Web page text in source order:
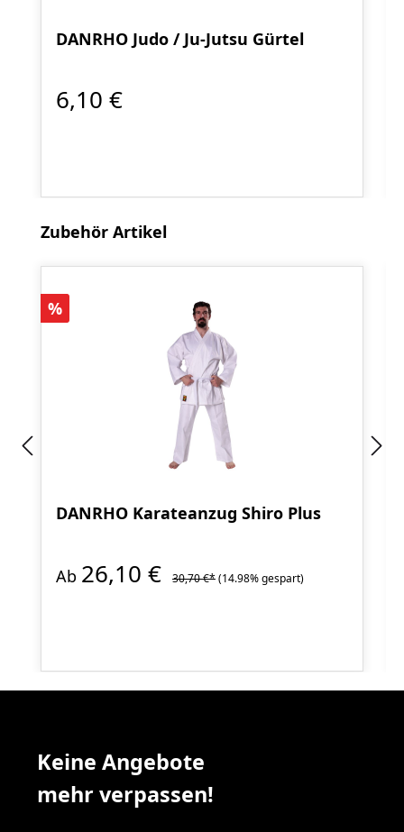
DANRHO Judo / Ju-Jutsu Gürtel
6,10 €
Produktgalerie überspringen
Zubehör Artikel
Rabatt
%
DANRHO Karateanzug Shiro Plus
Ab 26,10 € 30,70 €*(14.98% gespart)
Keine Angebote
mehr verpassen!